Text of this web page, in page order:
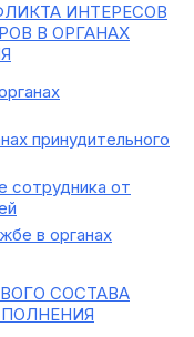
ИНТЕРЕСОВ
В ОРГАНАХ
принудительного
сотрудника от
в органах
СОСТАВА